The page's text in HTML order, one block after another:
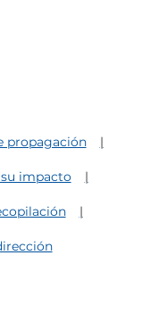
propagación
impacto